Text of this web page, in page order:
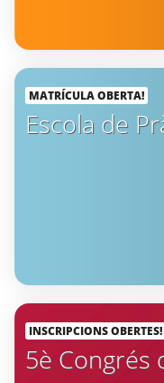
MATRÍCULA OBERTA!
Escola de
INSCRIPCIONS OBERTES!
5è Congrés